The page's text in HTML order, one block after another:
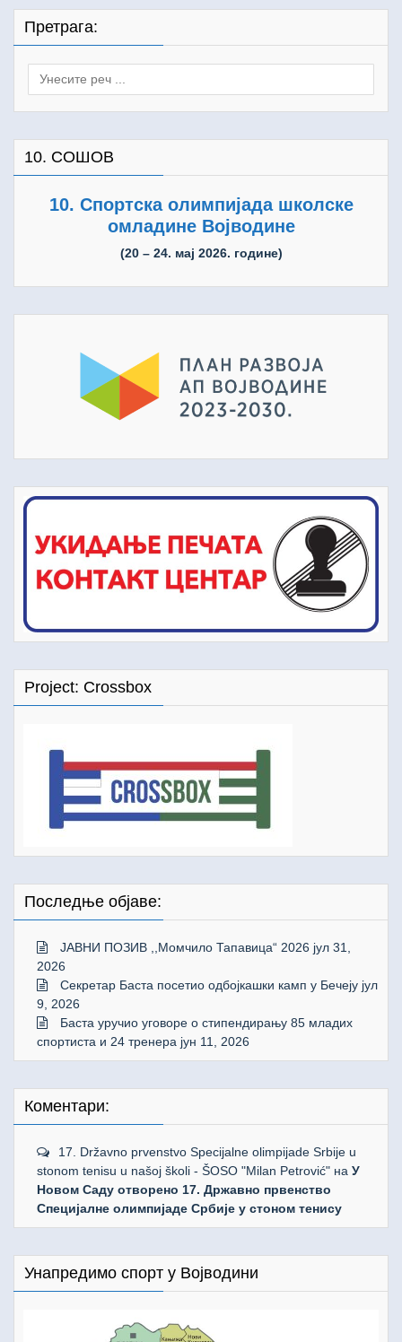
Претрага:
Search
10. СОШОВ
10. Спортска олимпијада школске
омладине Војводине
(20 – 24. мај 2026. године)
Project: Crossbox
Последње објаве:
ЈАВНИ ПОЗИВ ,,Момчило Тапавица“ 2026 јул 31,
2026
Секретар Баста посетио одбојкашки камп у Бечеју јул
9, 2026
Баста уручио уговоре о стипендирању 85 младих
спортиста и 24 тренера јун 11, 2026
Коментари:
17. Državno prvenstvo Specijalne olimpijade Srbije u
stonom tenisu u našoj školi - ŠOSO "Milan Petrović" на У
Новом Саду отворено 17. Државно првенство
Специјалне олимпијаде Србије у стоном тенису
Унапредимо спорт у Војводини